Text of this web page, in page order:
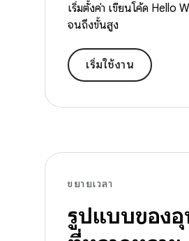
เริ่มตั้งค่า เขียนโค้ด Hello
จนถึงขั้นสูง
เริ่มใช้งาน
ขยายเวลา
รูปแบบของ